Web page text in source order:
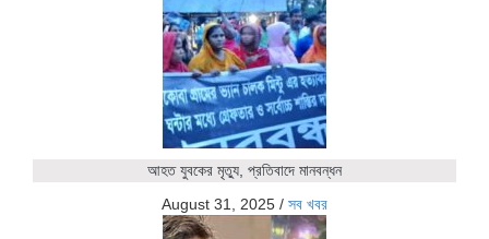
আহত যুবকের মৃত্যু, প্রতিবাদে মানবন্ধন
August 31, 2025 / সব খবর